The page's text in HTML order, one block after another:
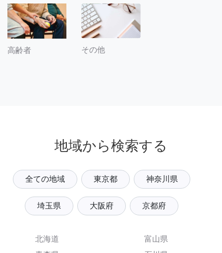
高齢者 その他
地域から検索する
全ての地域 東京都 神奈川県
埼玉県 大阪府 京都府
北海道
富山県